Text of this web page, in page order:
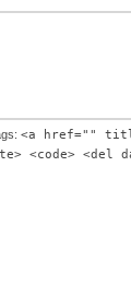
<a href=""
<code> <del